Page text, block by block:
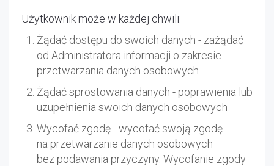
Użytkownik może w każdej chwili:
Żądać dostępu do swoich danych - zażądać
od Administratora informacji o zakresie
przetwarzania danych osobowych
Żądać sprostowania danych - poprawienia lub
uzupełnienia swoich danych osobowych
Wycofać zgodę - wycofać swoją zgodę
na przetwarzanie danych osobowych
bez podawania przyczyny. Wycofanie zgody